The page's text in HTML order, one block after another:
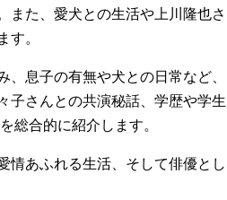
また、愛犬との生活や上川隆也さ
す。
息子の有無や犬との日常など、
子さんとの共演秘話、学歴や学生
総合的に紹介します。
情あふれる生活、そして俳優とし